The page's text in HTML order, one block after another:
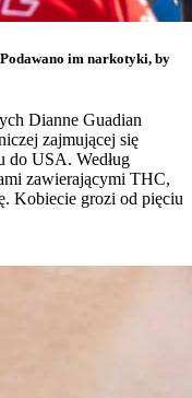
im narkotyki, by
Dianne Guadian
zajmującej się
do USA. Według
zawierającymi THC,
Kobiecie grozi od pięciu